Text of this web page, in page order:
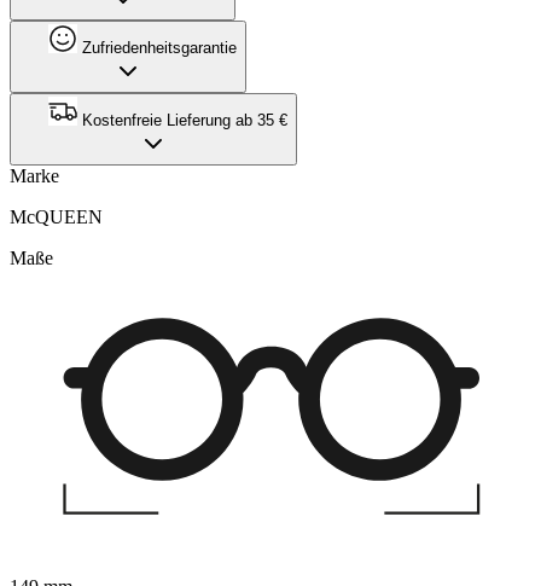
Zufriedenheitsgarantie
Kostenfreie Lieferung ab 35 €
Marke
McQUEEN
Maße